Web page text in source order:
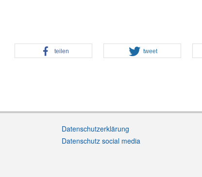
teilen tweet
Datenschutzerklärung
Datenschutz social media